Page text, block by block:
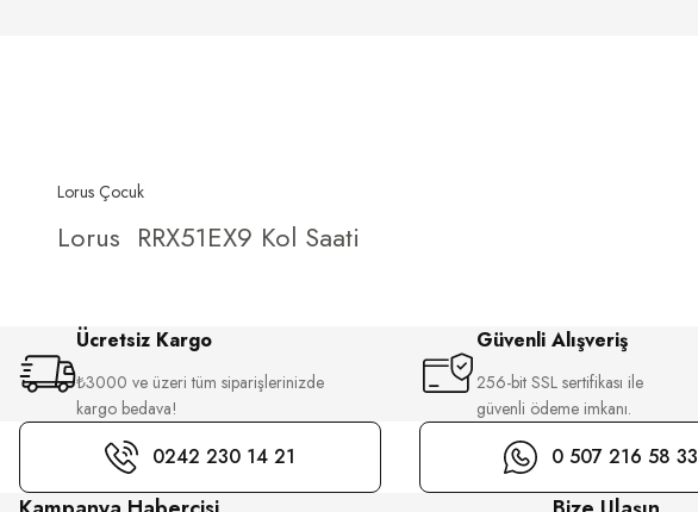
Lorus Çocuk
Lorus RRX51EX9 Kol Saati
Ücretsiz Kargo
₺3000 ve üzeri tüm siparişlerinizde
kargo bedava!
Güvenli Alışveriş
256-bit SSL sertifikası ile
güvenli ödeme imkanı.
0242 230 14 21 0 507 216 58 33